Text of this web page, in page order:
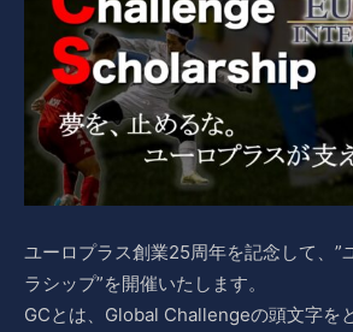
ユーロプラス創業25周年を記念して、”
ラシップ”を開催いたします。
GCとは、Global Challengeの頭文字を